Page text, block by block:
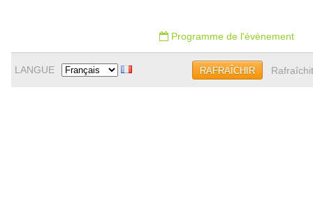
Programme de l'évènement
LANGUE RAFRAÎCHIR